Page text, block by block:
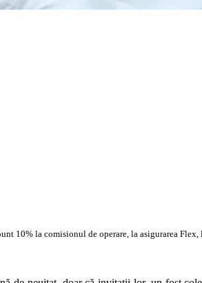
10% la comisionul de operare, la asigurarea Flex,